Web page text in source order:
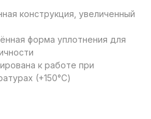
конструкция, увеличенный
форма уплотнения для
к работе при
(+150°C)